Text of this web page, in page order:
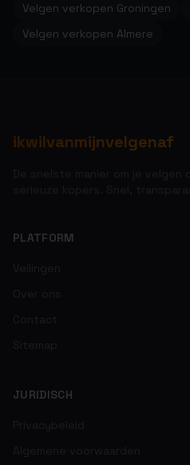
Velgen verkopen Groningen
Velgen verkopen Almere
ikwilvanmijnvelgenaf
PLATFORM
JURIDISCH